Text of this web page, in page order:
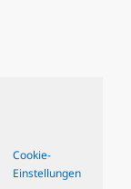
Cookie-
Einstellungen